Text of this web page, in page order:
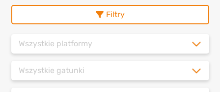
Filtry
Wszystkie platformy
Wszystkie gatunki